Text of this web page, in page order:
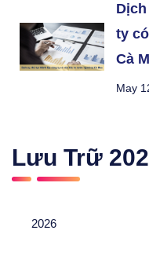
ty
Cà
May
Lưu Trữ
2026